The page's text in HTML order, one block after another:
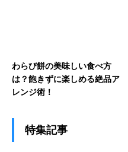
わらび餅の美味しい食べ方
は？飽きずに楽しめる絶品ア
レンジ術！
特集記事